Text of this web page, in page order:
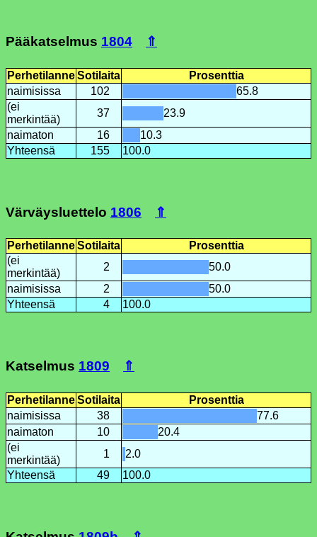
Pääkatselmus 1804 ⇑
PerhetilanneSotilaita
Prosenttia
naimisissa
102
65.8
(ei
merkintää)
37
23.9
naimaton
16
10.3
Yhteensä
155 100.0
Värväysluettelo 1806 ⇑
PerhetilanneSotilaita
Prosenttia
(ei
merkintää)
2
50.0
naimisissa
2
50.0
Yhteensä
4 100.0
Katselmus 1809 ⇑
PerhetilanneSotilaita
Prosenttia
naimisissa
38
77.6
naimaton
10
20.4
(ei
merkintää)
1
2.0
Yhteensä
49 100.0